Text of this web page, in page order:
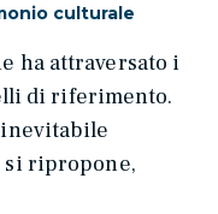
culturale
ha attraversato i
di riferimento.
inevitabile
si ripropone,